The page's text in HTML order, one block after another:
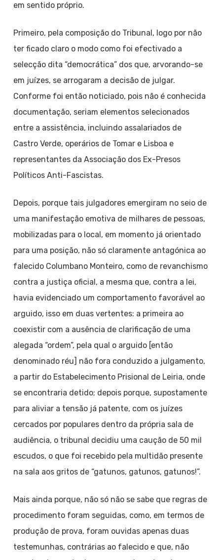
em sentido próprio.
Primeiro, pela composição do Tribunal, logo por não
ter ficado claro o modo como foi efectivado a
selecção dita “democrática” dos que, arvorando-se
em juízes, se arrogaram a decisão de julgar.
Conforme foi então noticiado, pois não é conhecida
documentação, seriam elementos selecionados
entre a assistência, incluindo assalariados de
Castro Verde, operários de Tomar e Lisboa e
representantes da Associação dos Ex-Presos
Políticos Anti-Fascistas.
Depois, porque tais julgadores emergiram no seio de
uma manifestação emotiva de milhares de pessoas,
mobilizadas para o local, em momento já orientado
para uma posição, não só claramente antagónica ao
falecido Columbano Monteiro, como de revanchismo
contra a justiça oficial, a mesma que, contra a lei,
havia evidenciado um comportamento favorável ao
arguido, isso em duas vertentes: a primeira ao
coexistir com a ausência de clarificação de uma
alegada “ordem”, pela qual o arguido [então
denominado réu] não fora conduzido a julgamento,
a partir do Estabelecimento Prisional de Leiria, onde
se encontraria detido; depois porque, supostamente
para aliviar a tensão já patente, com os juízes
cercados por populares dentro da própria sala de
audiência, o tribunal decidiu uma caução de 50 mil
escudos, o que foi recebido pela multidão presente
na sala aos gritos de “gatunos, gatunos, gatunos!”.
Mais ainda porque, não só não se sabe que regras de
procedimento foram seguidas, como, em termos de
produção de prova, foram ouvidas apenas duas
testemunhas, contrárias ao falecido e que, não